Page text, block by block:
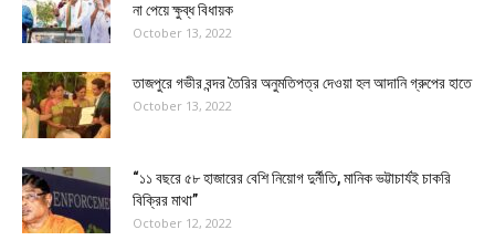
না পেয়ে ক্ষুব্ধ বিধায়ক
October 13, 2022
তাজপুরে গভীর বন্দর তৈরির অনুমতিপত্র দেওয়া হল আদানি গ্রুপের হাতে
October 13, 2022
“১১ বছরে ৫৮ হাজারের বেশি নিয়োগ দুর্নীতি, মানিক ভট্টাচার্যই চাকরি
বিক্রির মাথা”
October 12, 2022